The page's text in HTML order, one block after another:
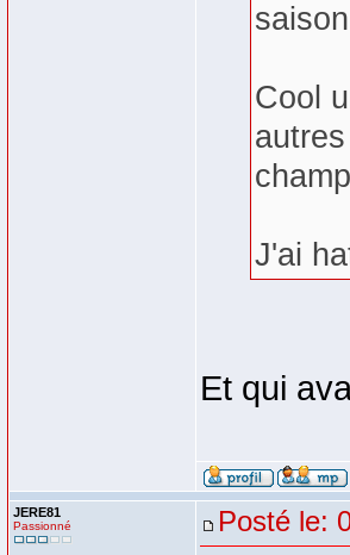
Cool
J'ai
Et qui
JERE81
Passionné Posté le: